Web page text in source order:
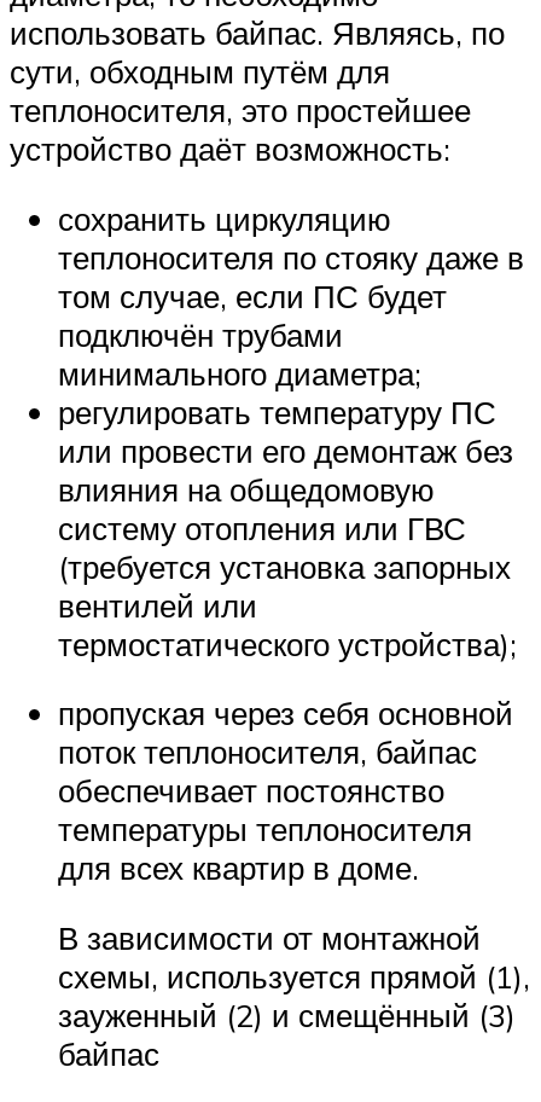
использовать байпас. Являясь, по
сути, обходным путём для
теплоносителя, это простейшее
устройство даёт возможность:
сохранить циркуляцию
теплоносителя по стояку даже в
том случае, если ПС будет
подключён трубами
минимального диаметра;
регулировать температуру ПС
или провести его демонтаж без
влияния на общедомовую
систему отопления или ГВС
(требуется установка запорных
вентилей или
термостатического устройства);
пропуская через себя основной
поток теплоносителя, байпас
обеспечивает постоянство
температуры теплоносителя
для всех квартир в доме.
В зависимости от монтажной
схемы, используется прямой (1),
зауженный (2) и смещённый (3)
байпас